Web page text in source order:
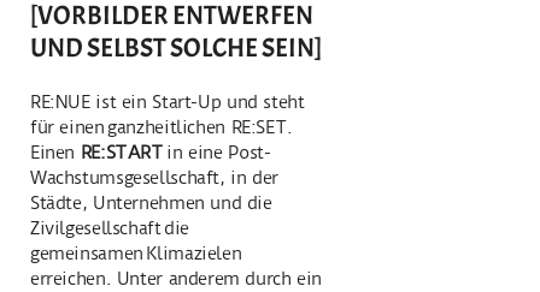
[VORBILDER ENTWERFEN
UND SELBST SOLCHE SEIN]
RE:NUE ist ein Start-Up und steht
für einen ganzheitlichen RE:SET.
Einen RE:START in eine Post-
Wachstumsgesellschaft, in der
Städte, Unternehmen und die
Zivilgesellschaft die
gemeinsamen Klimazielen
erreichen. Unter anderem durch ein